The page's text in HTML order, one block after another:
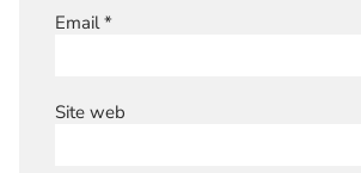
Email*
Site web